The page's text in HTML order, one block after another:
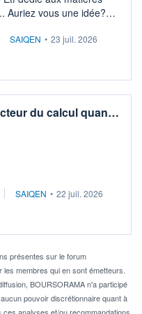
Auriez vous une idée?
SAIQEN • 23 juil. 2026
du calcul quan…
au PEA.
SAIQEN • 22 juil. 2026
présentes sur le forum
membres qui en sont émetteurs.
BOURSORAMA n'a participé
pouvoir discrétionnaire quant à